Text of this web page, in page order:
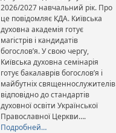
2026/2027 навчальний рік. Про
це повідомляє КДА. Київська
духовна академія готує
магістрів і кандидатів
богослов’я. У свою чергу,
Київська духовна семінарія
готує бакалаврів богослов’я і
майбутніх священнослужителів
відповідно до стандартів
духовної освіти Української
Православної Церкви….
Подробней…